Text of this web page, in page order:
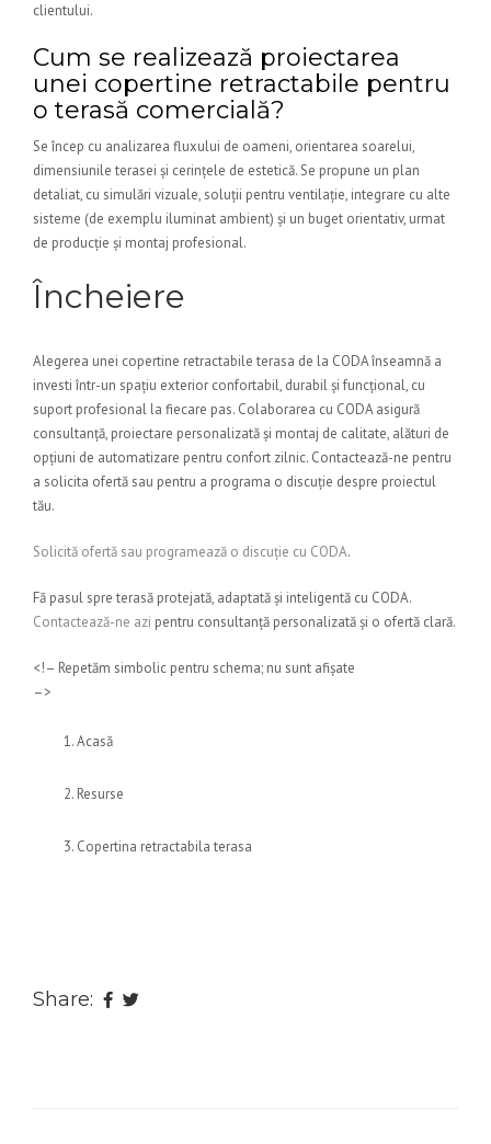
clientului.
Cum se realizează proiectarea
unei copertine retractabile pentru
o terasă comercială?
Se încep cu analizarea fluxului de oameni, orientarea soarelui,
dimensiunile terasei și cerințele de estetică. Se propune un plan
detaliat, cu simulări vizuale, soluții pentru ventilație, integrare cu alte
sisteme (de exemplu iluminat ambient) și un buget orientativ, urmat
de producție și montaj profesional.
Încheiere
Alegerea unei copertine retractabile terasa de la CODA înseamnă a
investi într-un spațiu exterior confortabil, durabil și funcțional, cu
suport profesional la fiecare pas. Colaborarea cu CODA asigură
consultanță, proiectare personalizată și montaj de calitate, alături de
opțiuni de automatizare pentru confort zilnic. Contactează-ne pentru
a solicita ofertă sau pentru a programa o discuție despre proiectul
tău.
Solicită ofertă sau programează o discuție cu CODA.
Fă pasul spre terasă protejată, adaptată și inteligentă cu CODA.
Contactează-ne azi pentru consultanță personalizată și o ofertă clară.
<!– Repetăm simbolic pentru schema; nu sunt afișate
–>
Acasă
Resurse
Copertina retractabila terasa
Share: